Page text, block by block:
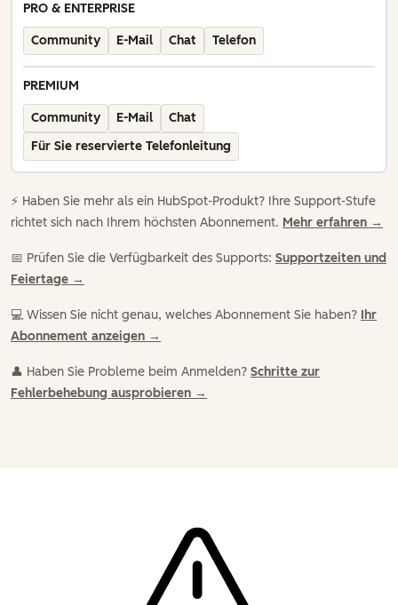
PRO & ENTERPRISE
Community E-Mail Chat Telefon
PREMIUM
Community E-Mail
Chat
Für Sie reservierte Telefonleitung
⚡️ Haben Sie mehr als ein HubSpot-Produkt? Ihre Support-Stufe
richtet sich nach Ihrem höchsten Abonnement. Mehr erfahren →
📅 Prüfen Sie die Verfügbarkeit des Supports: Supportzeiten und
Feiertage →
💻 Wissen Sie nicht genau, welches Abonnement Sie haben? Ihr
Abonnement anzeigen →
👤 Haben Sie Probleme beim Anmelden? Schritte zur
Fehlerbehebung ausprobieren →